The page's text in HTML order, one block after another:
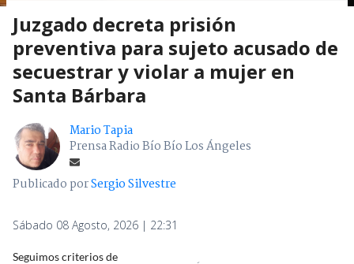
Juzgado decreta prisión
preventiva para sujeto acusado de
secuestrar y violar a mujer en
Santa Bárbara
Mario Tapia
Prensa Radio Bío Bío Los Ángeles
Publicado porSergio Silvestre
Sábado 08 Agosto, 2026 | 22:31
Seguimos criterios de